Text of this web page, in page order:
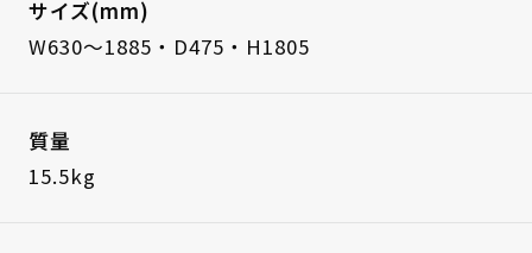
サイズ(mm)
W630～1885・D475・H1805
質量
15.5kg